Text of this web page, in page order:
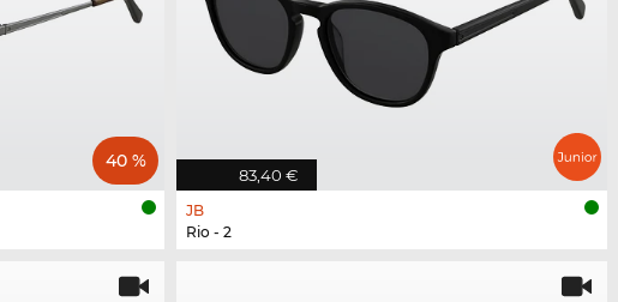
40 %
83,40 €
JB
Rio - 2